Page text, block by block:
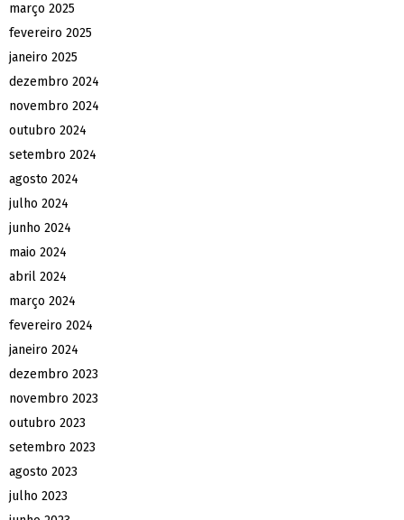
março 2025
fevereiro 2025
janeiro 2025
dezembro 2024
novembro 2024
outubro 2024
setembro 2024
agosto 2024
julho 2024
junho 2024
maio 2024
abril 2024
março 2024
fevereiro 2024
janeiro 2024
dezembro 2023
novembro 2023
outubro 2023
setembro 2023
agosto 2023
julho 2023